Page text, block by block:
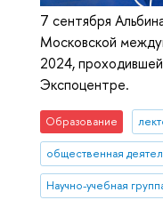
7 сентября
Московской
2024,
Экспоцентре.
Образование
общественная
Научно-учебная